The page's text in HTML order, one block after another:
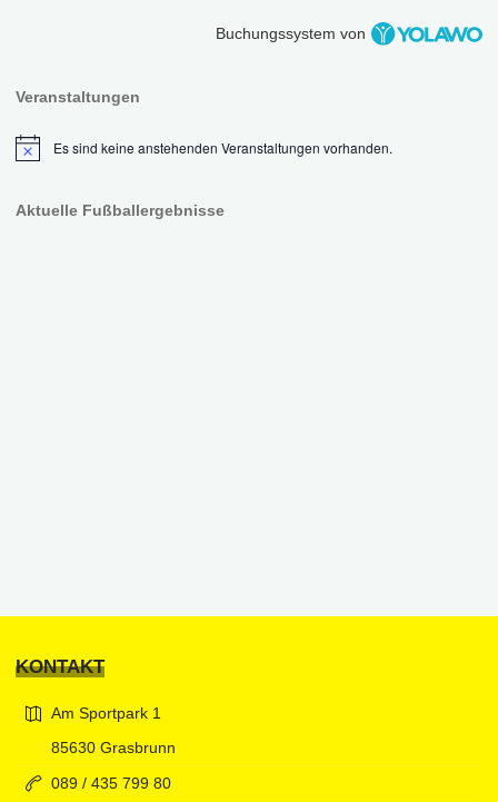
Buchungssystem von
Veranstaltungen
HinweisEs sind keine anstehenden Veranstaltungen vorhanden.
Aktuelle Fußballergebnisse
KONTAKT
Am Sportpark 1
85630 Grasbrunn
089 / 435 799 80